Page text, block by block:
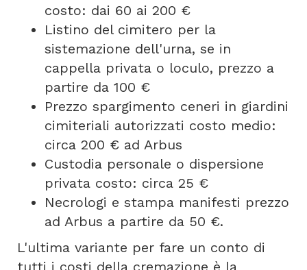
costo: dai 60 ai 200 €
Listino del cimitero per la
sistemazione dell'urna, se in
cappella privata o loculo, prezzo a
partire da 100 €
Prezzo spargimento ceneri in giardini
cimiteriali autorizzati costo medio:
circa 200 € ad Arbus
Custodia personale o dispersione
privata costo: circa 25 €
Necrologi e stampa manifesti prezzo
ad Arbus a partire da 50 €.
L'ultima variante per fare un conto di
tutti i costi della cremazione è la